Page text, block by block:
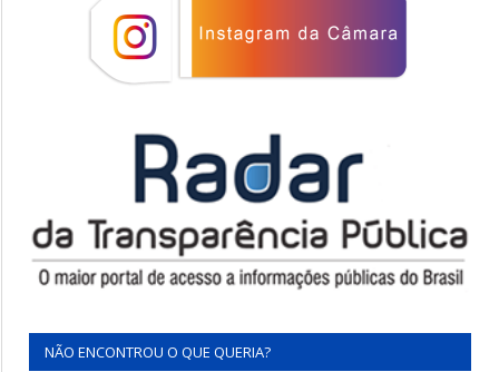
NÃO ENCONTROU O QUE QUERIA?